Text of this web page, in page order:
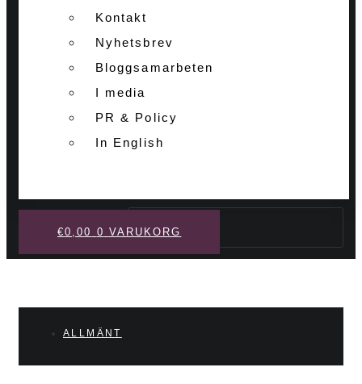
Kontakt
Nyhetsbrev
Bloggsamarbeten
I media
PR & Policy
In English
Sök
€0,00 0 VARUKORG
ALLMÄNT